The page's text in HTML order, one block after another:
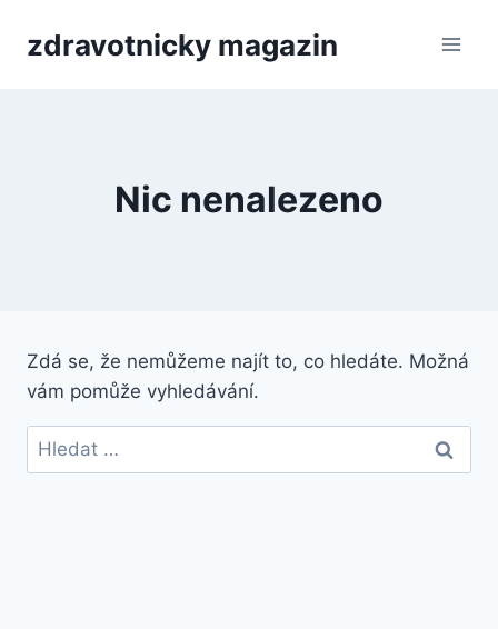
zdravotnicky magazin
Nic nenalezeno
Zdá se, že nemůžeme najít to, co hledáte. Možná
vám pomůže vyhledávání.
Vyhledávání